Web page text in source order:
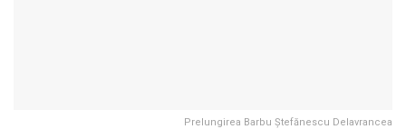
Prelungirea Barbu Ștefănescu Delavrancea